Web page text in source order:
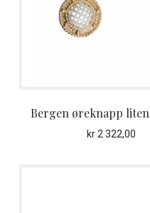
Bergen øreknapp
kr2 322,00